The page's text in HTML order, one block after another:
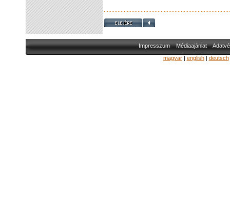
Impresszum Médiaajánlat
magyar| english| deutsch